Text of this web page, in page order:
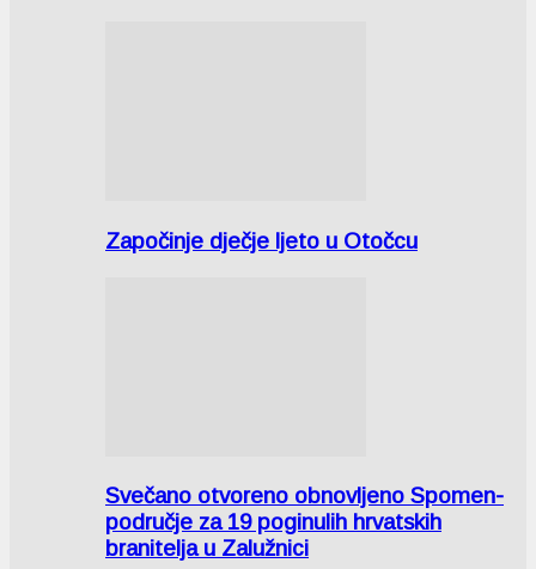
Započinje dječje ljeto u Otočcu
Svečano otvoreno obnovljeno Spomen-
područje za 19 poginulih hrvatskih
branitelja u Zalužnici